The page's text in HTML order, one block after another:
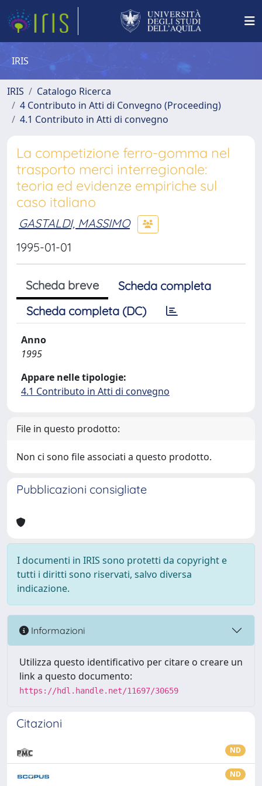
IRIS
IRIS
Catalogo Ricerca
4 Contributo in Atti di Convegno (Proceeding)
4.1 Contributo in Atti di convegno
La competizione ferro-gomma nel
trasporto merci interregionale:
teoria ed evidenze empiriche sul
caso italiano
GASTALDI, MASSIMO
1995-01-01
Scheda breve
Scheda completa
Scheda completa (DC)
Anno
1995
Appare nelle tipologie:
4.1 Contributo in Atti di convegno
File in questo prodotto:
Non ci sono file associati a questo prodotto.
Pubblicazioni consigliate
I documenti in IRIS sono protetti da copyright e
tutti i diritti sono riservati, salvo diversa
indicazione.
Informazioni
Utilizza questo identificativo per citare o creare un
link a questo documento:
https://hdl.handle.net/11697/30659
Citazioni
ND
ND